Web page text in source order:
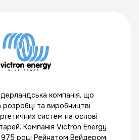
компанія, що
розробці та виробництві
систем на основі
Компанія Victron Energy
році Рейнатом Вейдером.